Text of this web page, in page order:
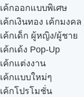
เค้กออกแบบพิเศษ
เค้กเงินทอง เค้กมงคล
เค้กเด็ก ผู้หญิง/ผู้ชาย
เค้กเด้ง Pop-Up
เค้กแต่งงาน
เค้กแบบใหม่ๆ
เค้กโปรโมชั่น